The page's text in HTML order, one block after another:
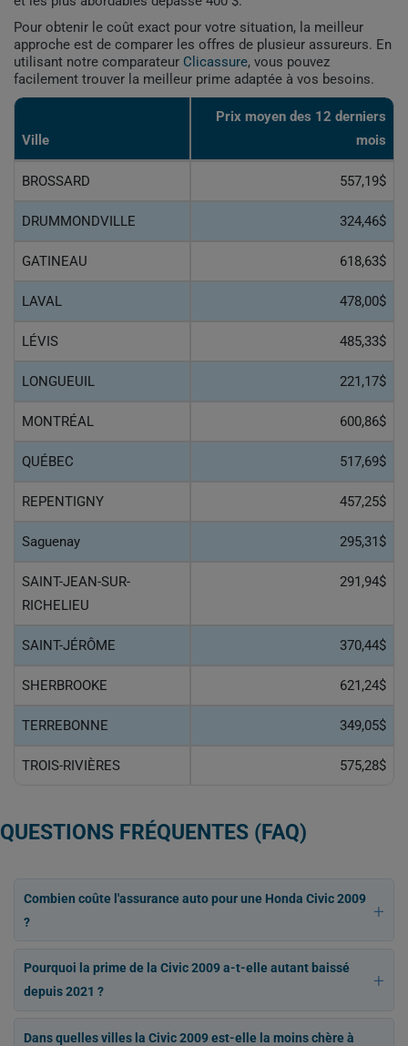
Pour obtenir le coût exact pour votre situation, la meilleur
approche est de comparer les offres de plusieur assureurs. En
utilisant notre comparateur Clicassure, vous pouvez
facilement trouver la meilleur prime adaptée à vos besoins.
Ville
Prix ​​moyen des 12 derniers
mois
BROSSARD 557,19$
DRUMMONDVILLE 324,46$
GATINEAU 618,63$
LAVAL 478,00$
LÉVIS 485,33$
LONGUEUIL 221,17$
MONTRÉAL 600,86$
QUÉBEC 517,69$
REPENTIGNY 457,25$
Saguenay 295,31$
SAINT-JEAN-SUR-
RICHELIEU
291,94$
SAINT-JÉRÔME 370,44$
SHERBROOKE 621,24$
TERREBONNE 349,05$
TROIS-RIVIÈRES 575,28$
QUESTIONS FRÉQUENTES (FAQ)
Combien coûte l'assurance auto pour une Honda Civic 2009
?
Pourquoi la prime de la Civic 2009 a-t-elle autant baissé
depuis 2021 ?
Dans quelles villes la Civic 2009 est-elle la moins chère à